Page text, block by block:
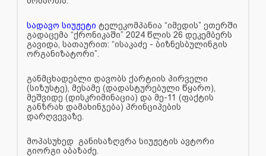
სადავო სიუჟეტი ტელეკომპანია “იმედის” ეთერში
გადაცემა “ქრონიკაში” 2024 წლის 26 დეკემბერს
გავიდა, სათაურით: “ისაკაძე - ბიზნესბულინგის
ორგანიზატორი”.
განმცხადებლი დავობს ქარტიის პირველი
(სიზუსტე), მესამე (დადასტურებული წყარო),
მეშვიდე (დისკრიმინაცია) და მე-11 (ფაქტის
განზრახ დამახინჯება) პრინციპების
დარღვევაზე.
მოპასუხედ განისაზღვრა სიუჟეტის ავტორი
გიორგი აბაზაძე.